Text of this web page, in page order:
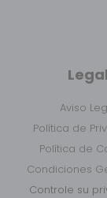
Legal
Aviso
Política de
Política de
Condiciones
Controle su